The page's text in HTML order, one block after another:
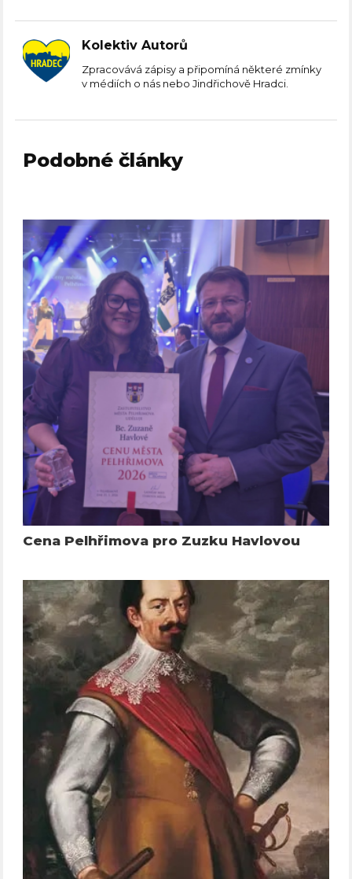
Kolektiv Autorů
Zpracovává zápisy a připomíná některé zmínky
v médiích o nás nebo Jindřichově Hradci.
Podobné články
Cena Pelhřimova pro Zuzku Havlovou